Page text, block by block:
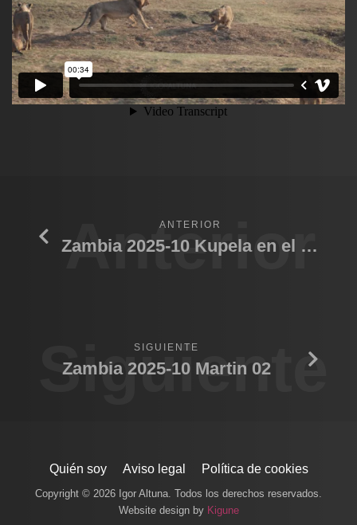
Anterior
ANTERIOR
Zambia 2025-10 Kupela en el borde
Siguiente
SIGUIENTE
Zambia 2025-10 Martin 02
Quién soy Aviso legal Política de cookies
Copyright © 2026 Igor Altuna. Todos los derechos reservados.
Website design by Kigune